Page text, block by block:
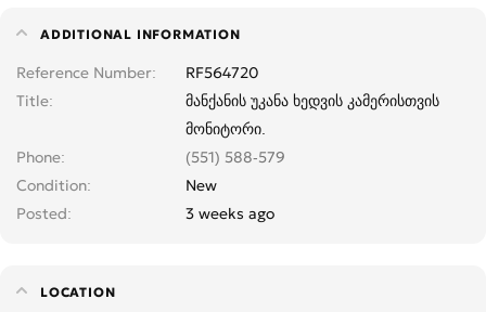
ADDITIONAL INFORMATION
Reference Number
RF564720
Title
მანქანის უკანა ხედვის კამერისთვის
მონიტორი.
Phone
(551) 588-579
Condition
New
Posted
3 weeks ago
LOCATION